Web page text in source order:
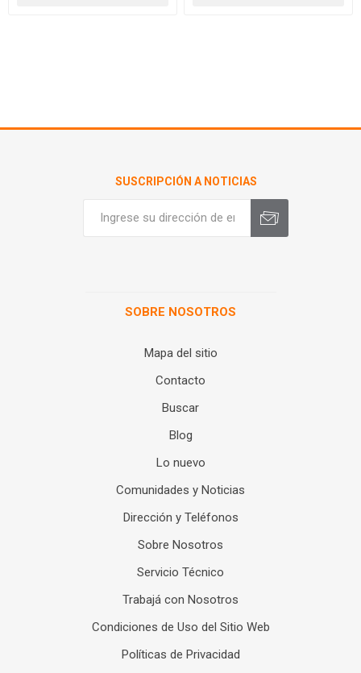
SUSCRIPCIÓN A NOTICIAS
SOBRE NOSOTROS
Mapa del sitio
Contacto
Buscar
Blog
Lo nuevo
Comunidades y Noticias
Dirección y Teléfonos
Sobre Nosotros
Servicio Técnico
Trabajá con Nosotros
Condiciones de Uso del Sitio Web
Políticas de Privacidad